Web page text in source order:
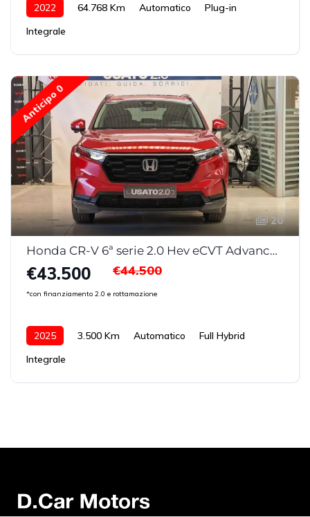
2022 64.768 Km Automatico
Plug-in
Integrale
Anticipo 0
20
Honda CR-V 6ª serie 2.0 Hev eCVT Advance AWD
€43.500
*con finanziamento 2.0 e rottamazione
€44.500
2025 3.500 Km Automatico
Full Hybrid
Integrale